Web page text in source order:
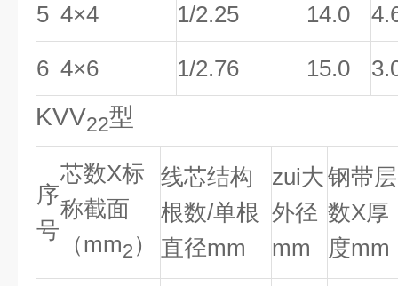
5 4×4 1/2.25 14.0
6 4×6 1/2.76 15.0
KVV22型
序
号
芯数X标
称截面
（mm2 ）
线芯结构
根数/单根
直径mm
zui大
外径
mm
钢带层
数X厚
度mm